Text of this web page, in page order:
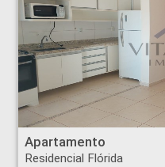
Apartamento - Residencial Flórida - Ribeirão Preto
Apartamento
Residencial Flórida